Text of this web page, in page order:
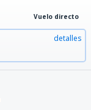
Vuelo directo
detalles